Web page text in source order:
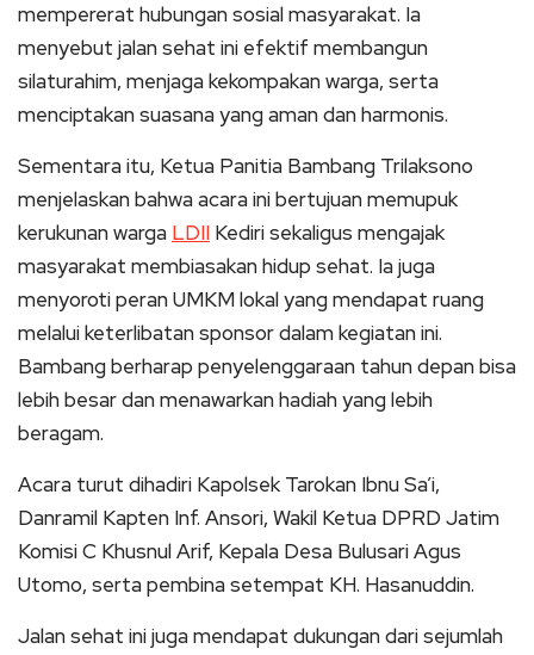
mempererat hubungan sosial masyarakat. Ia
menyebut jalan sehat ini efektif membangun
silaturahim, menjaga kekompakan warga, serta
menciptakan suasana yang aman dan harmonis.
Sementara itu, Ketua Panitia Bambang Trilaksono
menjelaskan bahwa acara ini bertujuan memupuk
kerukunan warga LDII Kediri sekaligus mengajak
masyarakat membiasakan hidup sehat. Ia juga
menyoroti peran UMKM lokal yang mendapat ruang
melalui keterlibatan sponsor dalam kegiatan ini.
Bambang berharap penyelenggaraan tahun depan bisa
lebih besar dan menawarkan hadiah yang lebih
beragam.
Acara turut dihadiri Kapolsek Tarokan Ibnu Sa’i,
Danramil Kapten Inf. Ansori, Wakil Ketua DPRD Jatim
Komisi C Khusnul Arif, Kepala Desa Bulusari Agus
Utomo, serta pembina setempat KH. Hasanuddin.
Jalan sehat ini juga mendapat dukungan dari sejumlah